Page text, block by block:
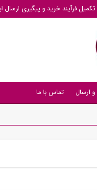
فرآیند خرید و پیگیری ارسال
ارسال تماس با ما